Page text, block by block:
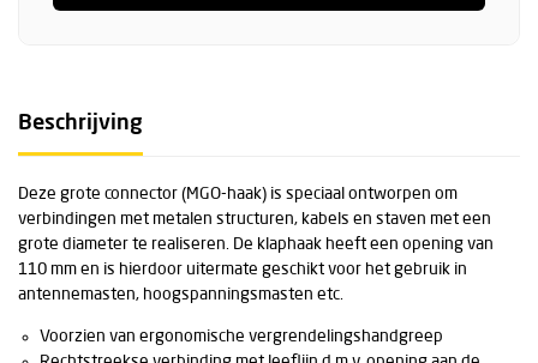
Beschrijving
Deze grote connector (MGO-haak) is speciaal ontworpen om
verbindingen met metalen structuren, kabels en staven met een
grote diameter te realiseren. De klaphaak heeft een opening van
110 mm en is hierdoor uitermate geschikt voor het gebruik in
antennemasten, hoogspanningsmasten etc.
Voorzien van ergonomische vergrendelingshandgreep